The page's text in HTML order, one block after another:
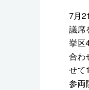
7月
議席
挙区
合わ
せて
参両